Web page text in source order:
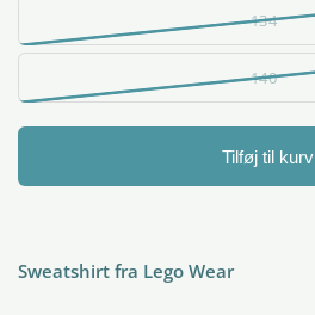
134
140
Tilføj til kurv
Sweatshirt fra Lego Wear